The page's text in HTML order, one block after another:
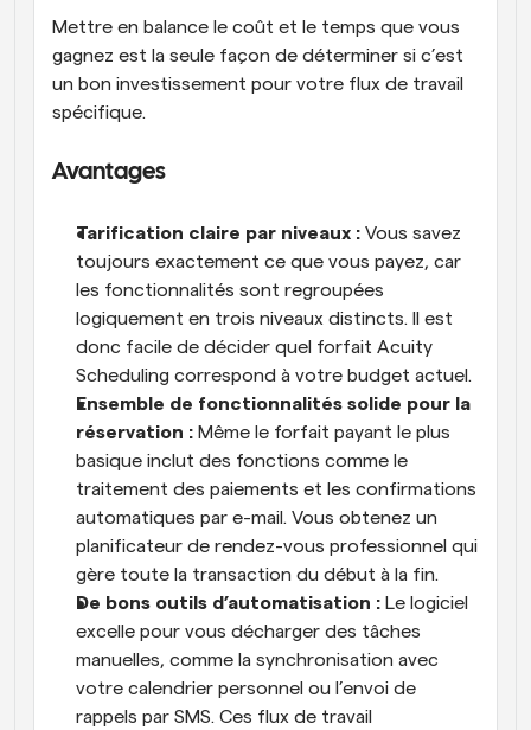
Mettre en balance le coût et le temps que vous
gagnez est la seule façon de déterminer si c’est
un bon investissement pour votre flux de travail
spécifique.
Avantages
Tarification claire par niveaux : Vous savez
toujours exactement ce que vous payez, car
les fonctionnalités sont regroupées
logiquement en trois niveaux distincts. Il est
donc facile de décider quel forfait Acuity
Scheduling correspond à votre budget actuel.
Ensemble de fonctionnalités solide pour la
réservation : Même le forfait payant le plus
basique inclut des fonctions comme le
traitement des paiements et les confirmations
automatiques par e-mail. Vous obtenez un
planificateur de rendez-vous professionnel qui
gère toute la transaction du début à la fin.
De bons outils d’automatisation : Le logiciel
excelle pour vous décharger des tâches
manuelles, comme la synchronisation avec
votre calendrier personnel ou l’envoi de
rappels par SMS. Ces flux de travail